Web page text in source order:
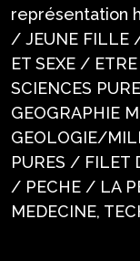
représentation
/ JEUNE FILLE
ET SEXE /
SCIENCES
GEOGRAPHIE
GEOLOGIE/
PURES / FILET
/ PECHE / LA
MEDECINE,